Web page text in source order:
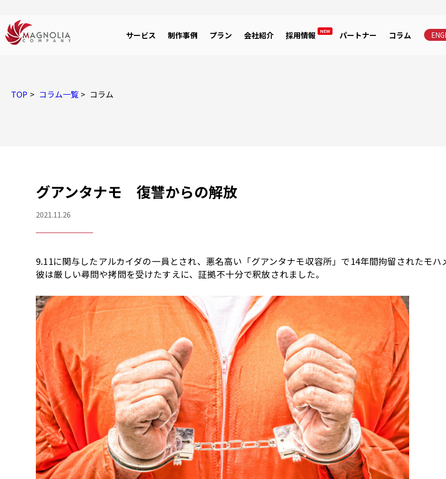
サービス 制作事例 プラン 会社紹介 採用情報 NEW パートナー コラム
TOP コラム一覧 コラム
グアンタナモ 復讐からの解放
2021.11.26
9.11に関与したアルカイダの一員とされ、悪名高い「グアンタナモ収容所」で14年間拘留されたモハ
彼は厳しい尋問や拷問を受けたすえに、証拠不十分で釈放されました。